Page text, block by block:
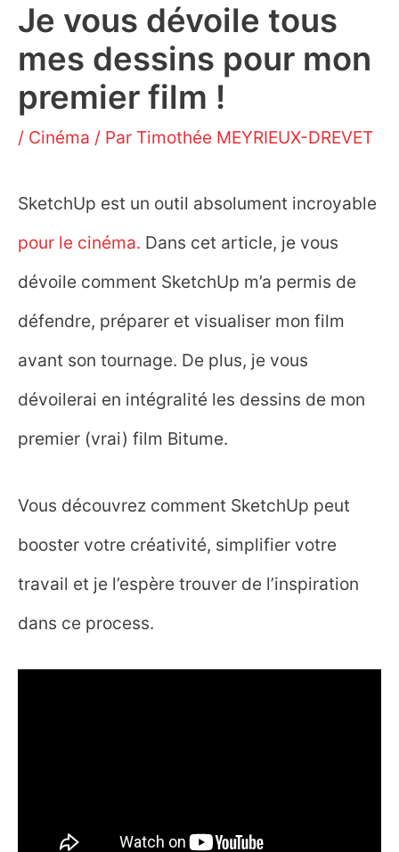
Je vous dévoile tous
mes dessins pour mon
premier film !
/ Cinéma / Par Timothée MEYRIEUX-DREVET
SketchUp est un outil absolument incroyable
pour le cinéma. Dans cet article, je vous
dévoile comment SketchUp m’a permis de
défendre, préparer et visualiser mon film
avant son tournage. De plus, je vous
dévoilerai en intégralité les dessins de mon
premier (vrai) film Bitume.
Vous découvrez comment SketchUp peut
booster votre créativité, simplifier votre
travail et je l’espère trouver de l’inspiration
dans ce process.